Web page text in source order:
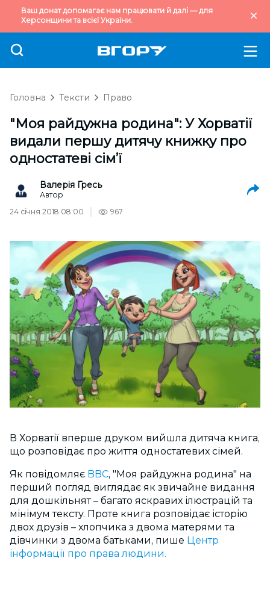
Ваш донат допомагає нам працювати й далі — для
Херсонщини та всієї України.
Головна Тексти Право
"Моя райдужна родина": У Хорватії
видали першу дитячу книжку про
одностатеві сім’ї
Валерія Гресь
Автор
24 січня 2018 08:00
967
В Хорватії вперше друком вийшла дитяча книга,
що розповідає про життя одностатевих сімей.
Як повідомляє BBC, "Моя райдужна родина" на
перший погляд виглядає як звичайне видання
для дошкільнят – багато яскравих ілюстрацій та
мінімум тексту. Проте книга розповідає історію
двох друзів – хлопчика з двома матерями та
дівчинки з двома батьками, пише Центр
інформації про права людини.